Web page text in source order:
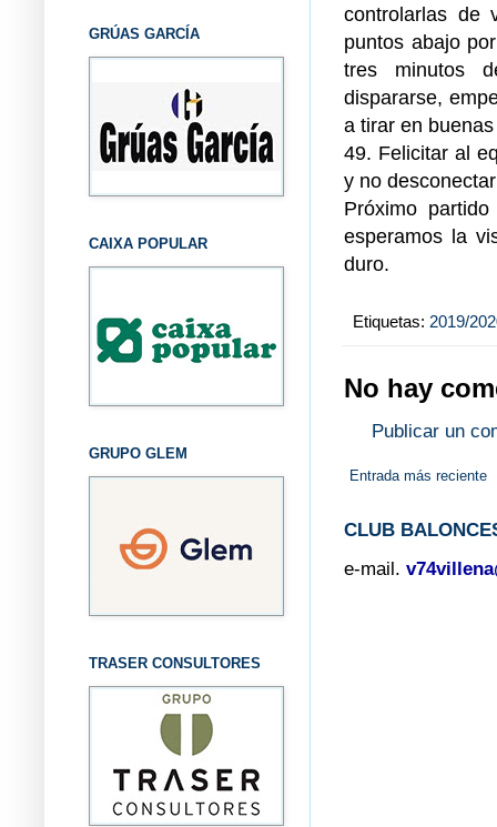
controlarlas de
puntos abajo
tres minutos
dispararse,
a tirar en
49. Felicitar al
y no
Próximo
esperamos la
duro.
Etiquetas: 2019/
No hay
Publicar un
Entrada más reciente
CLUB
e-mail.
GRÚAS GARCÍA
CAIXA POPULAR
GRUPO GLEM
TRASER CONSULTORES